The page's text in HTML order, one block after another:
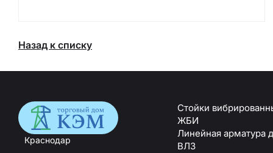
Назад к списку
Краснодар
Стойки
ЖБИ
Линейная арматура
Траверсы